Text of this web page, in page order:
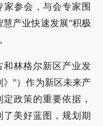
参会，与会专家围
产业快速发展”积极
和林格尔新区产业发
》”）作为新区未来产
政策的重要依据，
美好蓝图，规划期